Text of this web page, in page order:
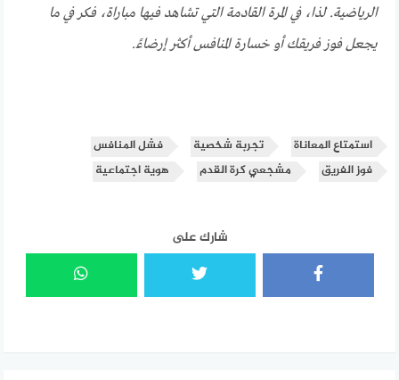
الرياضية. لذا، في المرة القادمة التي تشاهد فيها مباراة، فكر في ما
يجعل فوز فريقك أو خسارة المنافس أكثر إرضاءً.
استمتاع المعاناة تجربة شخصية
فشل المنافس
فوز الفريق
مشجعي كرة القدم هوية اجتماعية
شارك على